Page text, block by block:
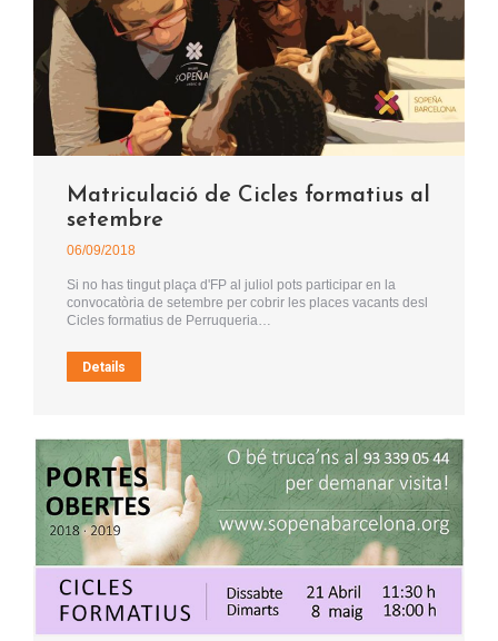
Matriculació de Cicles formatius al
setembre
06/09/2018
Si no has tingut plaça d'FP al juliol pots participar en la
convocatòria de setembre per cobrir les places vacants desl
Cicles formatius de Perruqueria…
Details